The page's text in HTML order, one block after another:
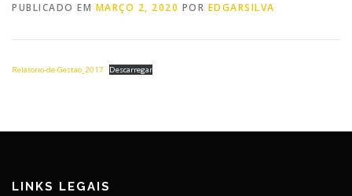
PUBLICADO EM MARÇO 2, 2020 POR EDGARSILVA
Relatorio-de-Gestao_2017 Descarregar
LINKS LEGAIS